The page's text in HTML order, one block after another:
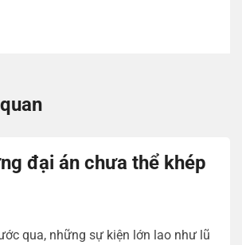
đại án chưa thể khép
qua, những sự kiện lớn lao như lũ